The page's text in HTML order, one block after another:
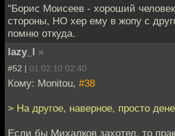
"Борис Моисеев - хороший
стороны, НО хер ему в жопу с
помню откуда.
lazy_l »
#52 | 01.02.10 02:40
Кому: Monitou, #38
> На другое, наверное, просто
Если бы Михалков захотел, то